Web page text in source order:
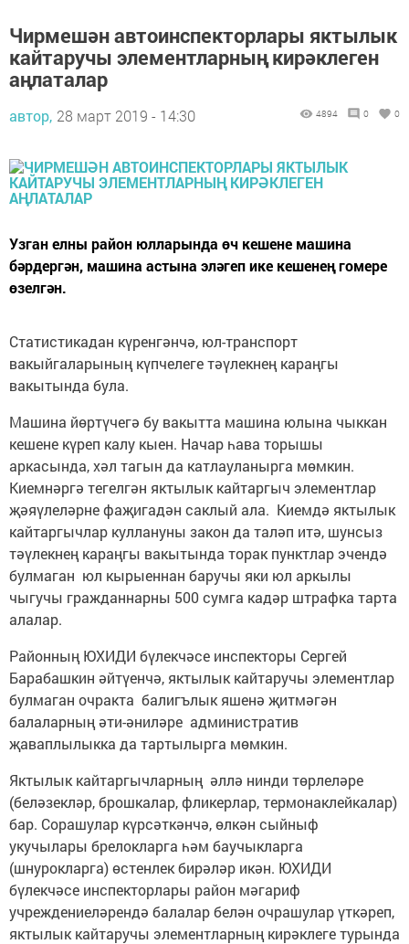
Чирмешән автоинспекторлары яктылык
кайтаручы элементларның кирәклеген
аңлаталар
автор, 28 март 2019 - 14:30 4894 0 0
Узган елны район юлларында өч кешене машина
бәрдергән, машина астына эләгеп ике кешенең гомере
өзелгән.
Статистикадан күренгәнчә, юл-транспорт
вакыйгаларының күпчелеге тәүлекнең караңгы
вакытында була.
Машина йөртүчегә бу вакытта машина юлына чыккан
кешене күреп калу кыен. Начар һава торышы
аркасында, хәл тагын да катлауланырга мөмкин.
Киемнәргә тегелгән яктылык кайтаргыч элементлар
җәяүлеләрне фаҗигадән саклый ала. Киемдә яктылык
кайтаргычлар куллануны закон да таләп итә, шунсыз
тәүлекнең караңгы вакытында торак пунктлар эчендә
булмаган юл кырыеннан баручы яки юл аркылы
чыгучы гражданнарны 500 сумга кадәр штрафка тарта
алалар.
Районның ЮХИДИ бүлекчәсе инспекторы Сергей
Барабашкин әйтүенчә, яктылык кайтаручы элементлар
булмаган очракта балигълык яшенә җитмәгән
балаларның әти-әниләре административ
җаваплылыкка да тартылырга мөмкин.
Яктылык кайтаргычларның әллә нинди төрлеләре
(беләзекләр, брошкалар, фликерлар, термонаклейкалар)
бар. Сорашулар күрсәткәнчә, өлкән сыйныф
укучылары брелокларга һәм баучыкларга
(шнурокларга) өстенлек бирәләр икән. ЮХИДИ
бүлекчәсе инспекторлары район мәгариф
учреждениеләрендә балалар белән очрашулар үткәреп,
яктылык кайтаручы элементларның кирәклеге турында